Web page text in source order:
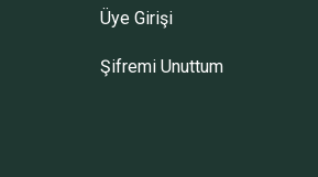
Üye Girişi
Şifremi Unuttum